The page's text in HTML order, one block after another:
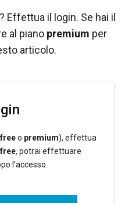
Effettua il login. Se hai il
al piano premium per
articolo.
freeo premium), effettua
free, potrai effettuare
l’accesso.